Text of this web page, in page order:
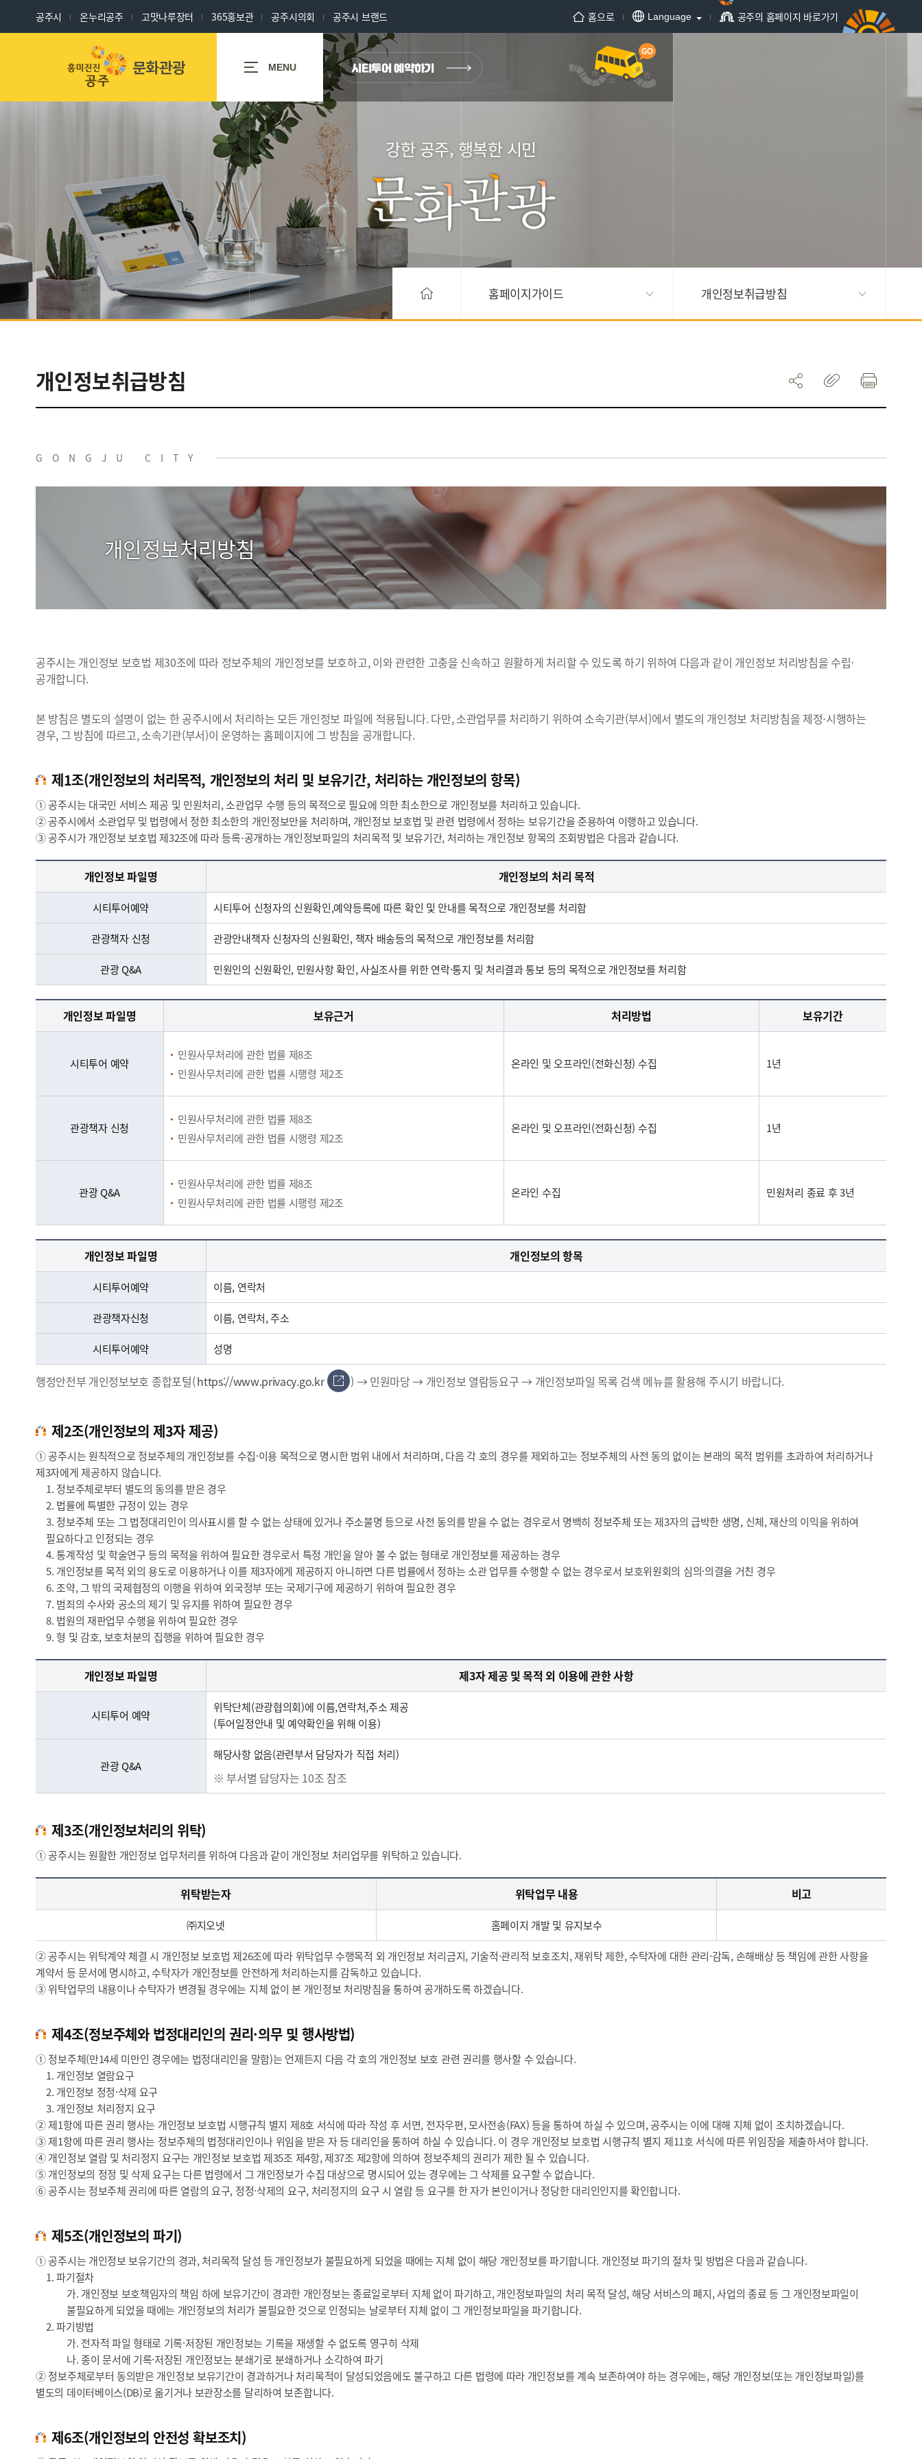
공주시 온누리공주 고맛나루장터 365홍보관 공주시의회 공주시 브랜드 홈으로 Language 공주의 홈페이지 바로가기
MENU
세계유산도시
축제/체험/
역사
행사/문화/
쇼핑
추천여행
강한 공주, 행복한 시민
홈페이지가이드 개인정보취급방침
개인정보취급방침
GONGJU CITY
개인정보처리방침
공주시는 개인정보 보호법 제30조에 따라 정보주체의 개인정보를 보호하고, 이와 관련한 고충을 신속하고 원활하게 처리할 수 있도록 하기 위하여 다음과 같이 개인정보 처리방침을 수립⋅
공개합니다.
본 방침은 별도의 설명이 없는 한 공주시에서 처리하는 모든 개인정보 파일에 적용됩니다. 다만, 소관업무를 처리하기 위하여 소속기관(부서)에서 별도의 개인정보 처리방침을 제정⋅시행하는
경우, 그 방침에 따르고, 소속기관(부서)이 운영하는 홈페이지에 그 방침을 공개합니다.
제1조(개인정보의 처리목적, 개인정보의 처리 및 보유기간, 처리하는 개인정보의 항목)
① 공주시는 대국민 서비스 제공 및 민원처리, 소관업무 수행 등의 목적으로 필요에 의한 최소한으로 개인정보를 처리하고 있습니다.
② 공주시에서 소관업무 및 법령에서 정한 최소한의 개인정보만을 처리하며, 개인정보 보호법 및 관련 법령에서 정하는 보유기간을 준용하여 이행하고 있습니다.
③ 공주시가 개인정보 보호법 제32조에 따라 등록⋅공개하는 개인정보파일의 처리목적 및 보유기간, 처리하는 개인정보 항목의 조회방법은 다음과 같습니다.
개인정보의 처리 목적 - 개인정보 파일명 및 개인정보의 처리 목적 정보 제공.
개인정보 파일명 개인정보의 처리 목적
시티투어예약 시티투어 신청자의 신원확인,예약등록에 따른 확인 및 안내를 목적으로 개인정보를 처리함
관광책자 신청 관광안내책자 신청자의 신원확인, 책자 배송등의 목적으로 개인정보를 처리함
관광 Q&A 민원인의 신원확인, 민원사항 확인, 사실조사를 위한 연락·통지 및 처리결과 통보 등의 목적으로 개인정보를 처리함
개인정보 처리 및 보유기간 - 개인정보파일명, 보유근거, 처리방법, 보유기간 정보제공
개인정보 파일명 보유근거 처리방법 보유기간
시티투어 예약
민원사무처리에 관한 법률 제8조
민원사무처리에 관한 법률 시행령 제2조
온라인 및 오프라인(전화신청) 수집 1년
관광책자 신청
민원사무처리에 관한 법률 제8조
민원사무처리에 관한 법률 시행령 제2조
온라인 및 오프라인(전화신청) 수집 1년
관광 Q&A
민원사무처리에 관한 법률 제8조
민원사무처리에 관한 법률 시행령 제2조
온라인 수집 민원처리 종료 후 3년
개인정보의 항목 - 개인정보 파일명 및 개인정보의 항목 정보제공
개인정보 파일명 개인정보의 항목
시티투어예약 이름, 연락처
관광책자신청 이름, 연락처, 주소
시티투어예약 성명
행정안전부 개인정보보호 종합포털(https://www.privacy.go.kr ) → 민원마당 → 개인정보 열람등요구 → 개인정보파일 목록 검색 메뉴를 활용해 주시기 바랍니다.
제2조(개인정보의 제3자 제공)
① 공주시는 원칙적으로 정보주체의 개인정보를 수집·이용 목적으로 명시한 범위 내에서 처리하며, 다음 각 호의 경우를 제외하고는 정보주체의 사전 동의 없이는 본래의 목적 범위를 초과하여 처리하거나
제3자에게 제공하지 않습니다.
1. 정보주체로부터 별도의 동의를 받은 경우
2. 법률에 특별한 규정이 있는 경우
3. 정보주체 또는 그 법정대리인이 의사표시를 할 수 없는 상태에 있거나 주소불명 등으로 사전 동의를 받을 수 없는 경우로서 명백히 정보주체 또는 제3자의 급박한 생명, 신체, 재산의 이익을 위하여
필요하다고 인정되는 경우
4. 통계작성 및 학술연구 등의 목적을 위하여 필요한 경우로서 특정 개인을 알아 볼 수 없는 형태로 개인정보를 제공하는 경우
5. 개인정보를 목적 외의 용도로 이용하거나 이를 제3자에게 제공하지 아니하면 다른 법률에서 정하는 소관 업무를 수행할 수 없는 경우로서 보호위원회의 심의·의결을 거친 경우
6. 조약, 그 밖의 국제협정의 이행을 위하여 외국정부 또는 국제기구에 제공하기 위하여 필요한 경우
7. 범죄의 수사와 공소의 제기 및 유지를 위하여 필요한 경우
8. 법원의 재판업무 수행을 위하여 필요한 경우
9. 형 및 감호, 보호처분의 집행을 위하여 필요한 경우
개인정보의 제3자 제공 - 개인정보 파일명 및 제3자 제공 및 목적 외 이용에 관한 사항에 대한 정보제공
개인정보 파일명 제3자 제공 및 목적 외 이용에 관한 사항
시티투어 예약
위탁단체(관광협의회)에 이름,연락처,주소 제공
(투어일정안내 및 예약확인을 위해 이용)
관광 Q&A
해당사항 없음(관련부서 담당자가 직접 처리)
※ 부서별 담당자는 10조 참조
제3조(개인정보처리의 위탁)
① 공주시는 원활한 개인정보 업무처리를 위하여 다음과 같이 개인정보 처리업무를 위탁하고 있습니다.
개인정보처리의 위탁 - 위탁받는 자, 위탁업무 내용, 비고 정보제공
위탁받는자 위탁업무 내용 비고
㈜지오넷 홈페이지 개발 및 유지보수
② 공주시는 위탁계약 체결 시 개인정보 보호법 제26조에 따라 위탁업무 수행목적 외 개인정보 처리금지, 기술적·관리적 보호조치, 재위탁 제한, 수탁자에 대한 관리·감독, 손해배상 등 책임에 관한 사항을
계약서 등 문서에 명시하고, 수탁자가 개인정보를 안전하게 처리하는지를 감독하고 있습니다.
③ 위탁업무의 내용이나 수탁자가 변경될 경우에는 지체 없이 본 개인정보 처리방침을 통하여 공개하도록 하겠습니다.
제4조(정보주체와 법정대리인의 권리·의무 및 행사방법)
① 정보주체(만14세 미만인 경우에는 법정대리인을 말함)는 언제든지 다음 각 호의 개인정보 보호 관련 권리를 행사할 수 있습니다.
1. 개인정보 열람요구
2. 개인정보 정정·삭제 요구
3. 개인정보 처리정지 요구
② 제1항에 따른 권리 행사는 개인정보 보호법 시행규칙 별지 제8호 서식에 따라 작성 후 서면, 전자우편, 모사전송(FAX) 등을 통하여 하실 수 있으며, 공주시는 이에 대해 지체 없이 조치하겠습니다.
③ 제1항에 따른 권리 행사는 정보주체의 법정대리인이나 위임을 받은 자 등 대리인을 통하여 하실 수 있습니다. 이 경우 개인정보 보호법 시행규칙 별지 제11호 서식에 따른 위임장을 제출하셔야 합니다.
④ 개인정보 열람 및 처리정지 요구는 개인정보 보호법 제35조 제4항, 제37조 제2항에 의하여 정보주체의 권리가 제한 될 수 있습니다.
⑤ 개인정보의 정정 및 삭제 요구는 다른 법령에서 그 개인정보가 수집 대상으로 명시되어 있는 경우에는 그 삭제를 요구할 수 없습니다.
⑥ 공주시는 정보주체 권리에 따른 열람의 요구, 정정·삭제의 요구, 처리정지의 요구 시 열람 등 요구를 한 자가 본인이거나 정당한 대리인인지를 확인합니다.
제5조(개인정보의 파기)
① 공주시는 개인정보 보유기간의 경과, 처리목적 달성 등 개인정보가 불필요하게 되었을 때에는 지체 없이 해당 개인정보를 파기합니다. 개인정보 파기의 절차 및 방법은 다음과 같습니다.
1. 파기절차
가. 개인정보 보호책임자의 책임 하에 보유기간이 경과한 개인정보는 종료일로부터 지체 없이 파기하고, 개인정보파일의 처리 목적 달성, 해당 서비스의 폐지, 사업의 종료 등 그 개인정보파일이
불필요하게 되었을 때에는 개인정보의 처리가 불필요한 것으로 인정되는 날로부터 지체 없이 그 개인정보파일을 파기합니다.
2. 파기방법
가. 전자적 파일 형태로 기록·저장된 개인정보는 기록을 재생할 수 없도록 영구히 삭제
나. 종이 문서에 기록·저장된 개인정보는 분쇄기로 분쇄하거나 소각하여 파기
② 정보주체로부터 동의받은 개인정보 보유기간이 경과하거나 처리목적이 달성되었음에도 불구하고 다른 법령에 따라 개인정보를 계속 보존하여야 하는 경우에는, 해당 개인정보(또는 개인정보파일)를
별도의 데이터베이스(DB)로 옮기거나 보관장소를 달리하여 보존합니다.
제6조(개인정보의 안전성 확보조치)